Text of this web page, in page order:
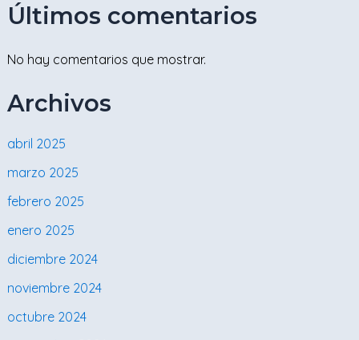
Últimos comentarios
No hay comentarios que mostrar.
Archivos
abril 2025
marzo 2025
febrero 2025
enero 2025
diciembre 2024
noviembre 2024
octubre 2024